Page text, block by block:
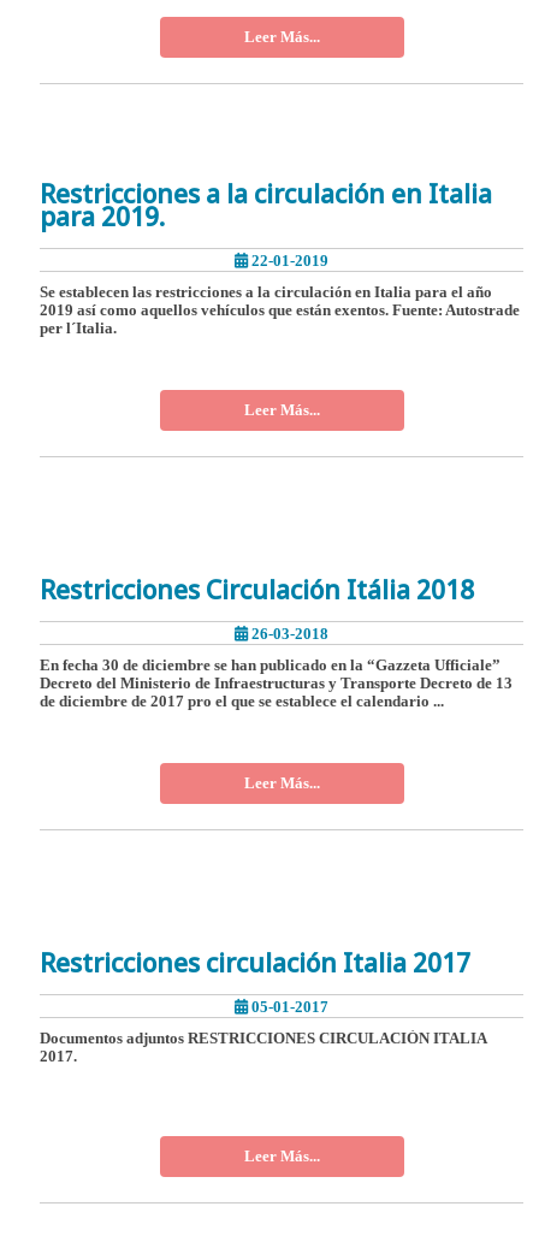
Leer Más...
Restricciones a la circulación en Italia
para 2019.
22-01-2019
Se establecen las restricciones a la circulación en Italia para el año
2019 así como aquellos vehículos que están exentos. Fuente: Autostrade
per l´Italia.
Leer Más...
Restricciones Circulación Itália 2018
26-03-2018
En fecha 30 de diciembre se han publicado en la “Gazzeta Ufficiale”
Decreto del Ministerio de Infraestructuras y Transporte Decreto de 13
de diciembre de 2017 pro el que se establece el calendario ...
Leer Más...
Restricciones circulación Italia 2017
05-01-2017
Documentos adjuntos RESTRICCIONES CIRCULACIÓN ITALIA
2017.
Leer Más...